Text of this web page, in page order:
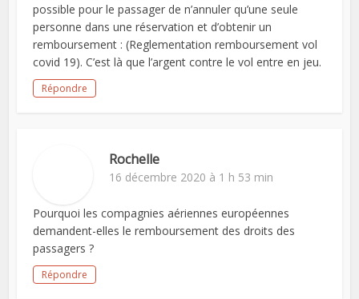
possible pour le passager de n’annuler qu’une seule
personne dans une réservation et d’obtenir un
remboursement : (Reglementation remboursement vol
covid 19). C’est là que l’argent contre le vol entre en jeu.
Répondre
Rochelle
16 décembre 2020 à 1 h 53 min
Pourquoi les compagnies aériennes européennes
demandent-elles le remboursement des droits des
passagers ?
Répondre